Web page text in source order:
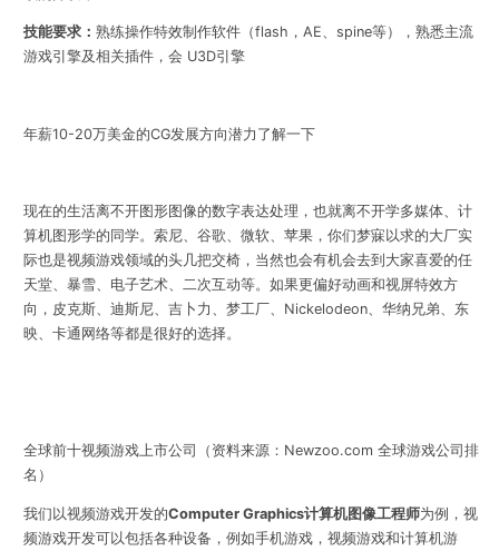
技能要求： 熟练操作特效制作软件（flash，AE、spine等），熟悉主流
游戏引擎及相关插件，会 U3D引擎
年薪10-20万美金的CG发展方向潜力了解一下
现在的生活离不开图形图像的数字表达处理，也就离不开学多媒体、计
算机图形学的同学。索尼、谷歌、微软、苹果，你们梦寐以求的大厂实
际也是视频游戏领域的头几把交椅，当然也会有机会去到大家喜爱的任
天堂、暴雪、电子艺术、二次互动等。 如果更偏好动画和视屏特效方
向，皮克斯、迪斯尼、吉卜力、梦工厂、Nickelodeon、华纳兄弟、东
映、卡通网络等都是很好的选择。
全球前十视频游戏上市公司（资料来源：Newzoo.com 全球游戏公司排
名）
我们以视频游戏开发的Computer Graphics计算机图像工程师为例，视
频游戏开发可以包括各种设备，例如手机游戏，视频游戏和计算机游